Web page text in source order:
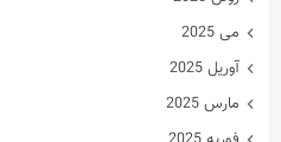
ژانویه 2025
دسامبر 2024
نوامبر 2024
اکتبر 2024